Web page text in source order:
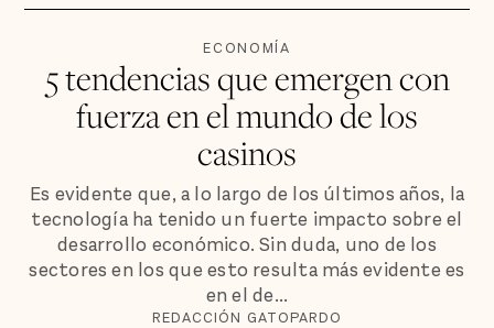
ECONOMÍA
5 tendencias que emergen con
fuerza en el mundo de los
casinos
Es evidente que, a lo largo de los últimos años, la
tecnología ha tenido un fuerte impacto sobre el
desarrollo económico. Sin duda, uno de los
sectores en los que esto resulta más evidente es
en el de...
REDACCIÓN GATOPARDO